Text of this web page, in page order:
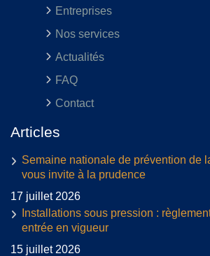
Entreprises
Nos services
Actualités
FAQ
Contact
Articles
Semaine nationale de prévention de
vous invite à la prudence
17 juillet 2026
Installations sous pression :
entrée en vigueur
15 juillet 2026